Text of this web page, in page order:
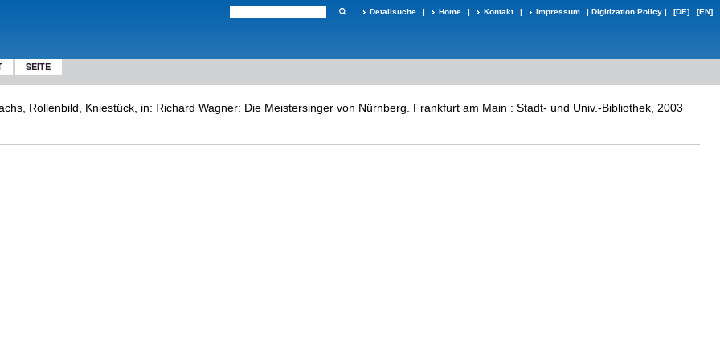
Detailsuche | Home | Kontakt | Impressum | Digitization Policy | [DE] [EN]
SEITE
Rollenbild, Kniestück, in: Richard Wagner: Die Meistersinger von Nürnberg. Frankfurt am Main : Stadt- und Univ.-Bibliothek, 2003